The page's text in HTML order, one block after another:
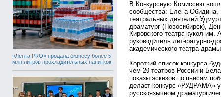
«Лента PRO» продала бизнесу более 5
млн литров прохладительных напитков
В Конкурсную Комиссию
сообщества: Елена Обидина,
театральных деятелей
драматург (Новосибирск),
Кировского театра кукол
руководитель литературно-
академического театра
Короткий список конкурса
чем 20 театров России и
показы эскизов по пьесам
делает конкурс «РУДРАМА»
русскоязычном